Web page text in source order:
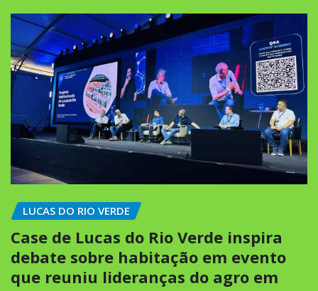
LUCAS DO RIO VERDE
Case de Lucas do Rio Verde inspira
debate sobre habitação em evento
que reuniu lideranças do agro em